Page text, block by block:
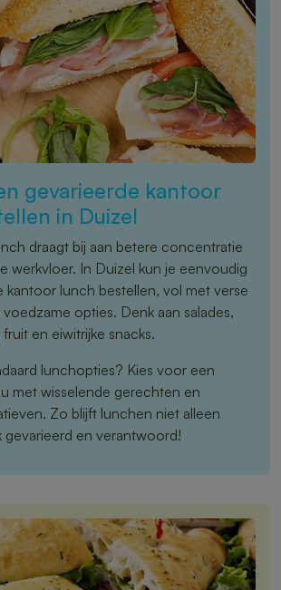
gevarieerde kantoor
in Duizel
draagt bij aan betere concentratie
werkvloer. In Duizel kun je eenvoudig
kantoor lunch bestellen, vol met verse
opties. Denk aan salades,
en eiwitrijke snacks.
lunchopties? Kies voor een
met wisselende gerechten en
Zo blijft lunchen niet alleen
gevarieerd en verantwoord!